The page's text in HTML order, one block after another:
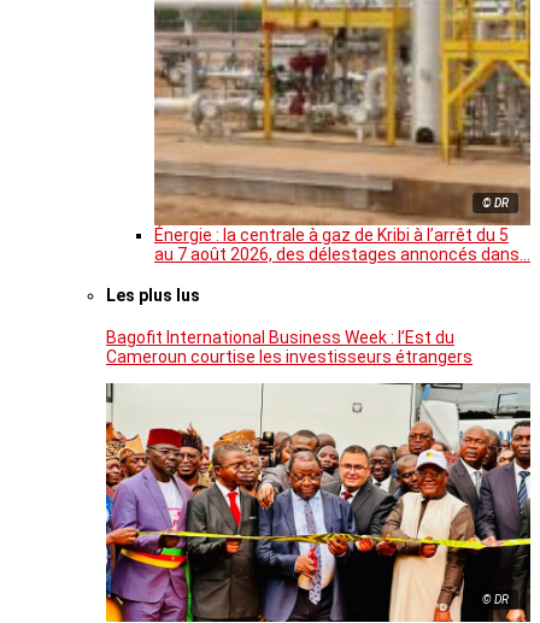
© DR
Énergie : la centrale à gaz de Kribi à l’arrêt du 5
au 7 août 2026, des délestages annoncés dans…
Les plus lus
Bagofit International Business Week : l’Est du
Cameroun courtise les investisseurs étrangers
© DR